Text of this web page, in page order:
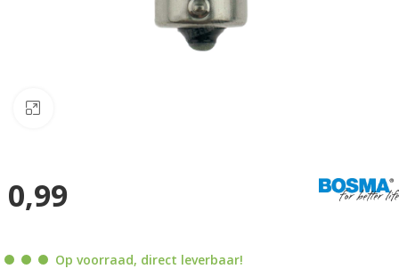
0,99
Op voorraad, direct leverbaar!